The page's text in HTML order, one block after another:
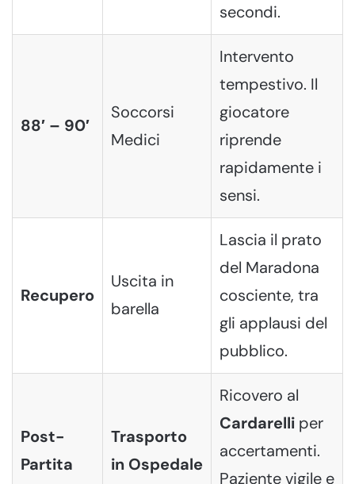
secondi.
88′ – 90′
Soccorsi
Medici
Intervento
tempestivo. Il
giocatore
riprende
rapidamente i
sensi.
Recupero
Uscita in
barella
Lascia il prato
del Maradona
cosciente, tra
gli applausi del
pubblico.
Post-
Partita
Trasporto
in Ospedale
Ricovero al
Cardarelli per
accertamenti.
Paziente vigile e